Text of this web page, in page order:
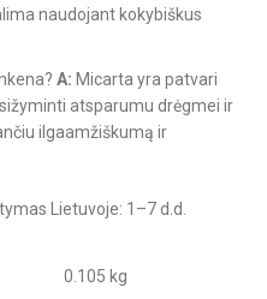
naudojant kokybiškus
A: Micarta yra patvari
atsparumu drėgmei ir
ilgaamžiškumą ir
Lietuvoje: 1–7 d.d.
0.105 kg